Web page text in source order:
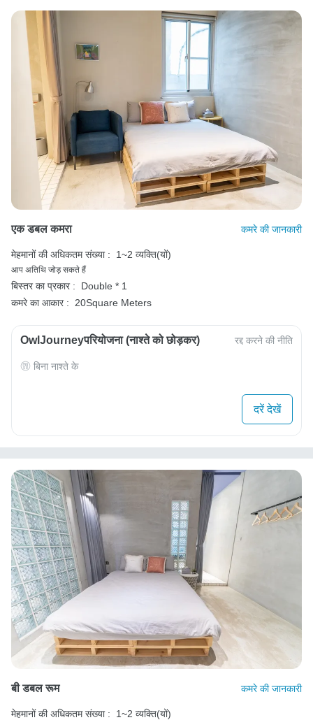
एक डबल कमरा कमरे की जानकारी
मेहमानों की अधिकतम संख्या : 1~2 व्यक्ति(यों)
आप अतिथि जोड़ सकते हैं
बिस्तर का प्रकार :
Double * 1
कमरे का आकार :
20Square Meters
OwlJourneyपरियोजना (नाश्ते को छोड़कर) रद्द करने की नीति
बिना नाश्ते के
दरें देखें
बी डबल रूम कमरे की जानकारी
मेहमानों की अधिकतम संख्या : 1~2 व्यक्ति(यों)